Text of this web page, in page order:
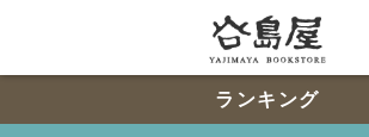
ランキング